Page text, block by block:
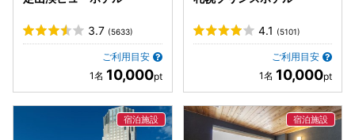
3.7 (5633)
ご利用目安
10,000
4.1 (5101)
ご利用目安
10,000